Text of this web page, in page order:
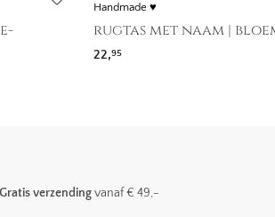
Handmade ♥
rugtas met naam |
22,95
verzendingvanaf € 49,-